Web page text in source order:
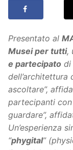
Presentato al
Musei per tutti,
e partecipato di
dell’architettura
ascoltare”,
partecipanti con
guardare”,
Un’esperienza
“phygital”